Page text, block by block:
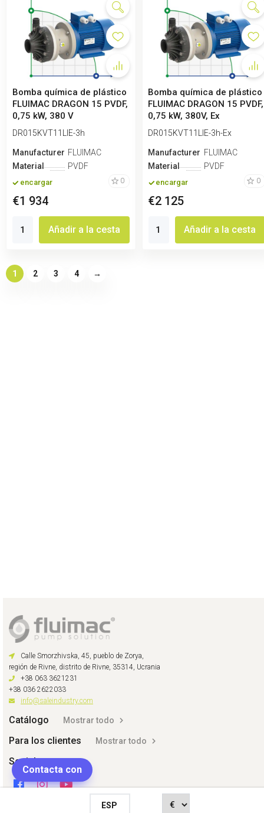
ESP
Bomba química de plástico
FLUIMAC DRAGON 15 PVDF,
0,75 kW, 380 V
DR015KVT11LIE-3h
ManufactureroFLUIMAC
Material
PVDF
encargar 0
€1 934
Añadir a la cesta
Bomba química de plástico
FLUIMAC DRAGON 15 PVDF,
0,75 kW, 380V, Ex
DR015KVT11LIE-3h-Ex
ManufactureroFLUIMAC
Material
PVDF
encargar 0
€2 125
Añadir a la cesta
1 2 3 4 →
Calle Smorzhivska, 45, pueblo de Zorya,
región de Rivne, distrito de Rivne, 35314, Ucrania
+38 063 3621231
+38 036 2622033
info@saleindustry.com
Catálogo Mostrar todo
Para los clientes Mostrar todo
Social
Contacta con